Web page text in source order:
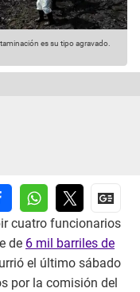
es su tipo agravado.
cuatro funcionarios
de 6 mil barriles de
el último sábado
por la comisión del